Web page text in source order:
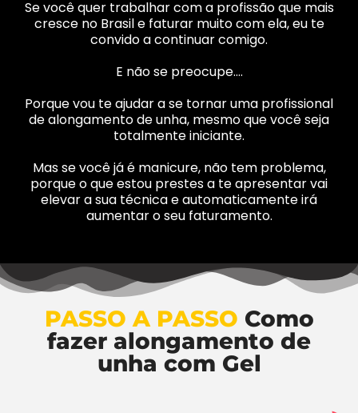
Se você quer trabalhar com a profissão que mais
cresce no Brasil e faturar muito com ela, eu te
convido a continuar comigo.
E não se preocupe….
Porque vou te ajudar a se tornar uma profissional
de alongamento de unha, mesmo que você seja
totalmente iniciante.
Mas se você já é manicure, não tem problema,
porque o que estou prestes a te apresentar vai
elevar a sua técnica e automaticamente irá
aumentar o seu faturamento.
PASSO A PASSO Como
fazer alongamento de
unha com Gel